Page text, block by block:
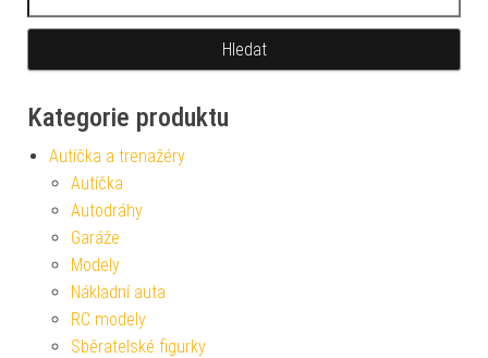
Kategorie produktu
Autíčka a trenažéry
Autíčka
Autodráhy
Garáže
Modely
Nákladní auta
RC modely
Sběratelské figurky